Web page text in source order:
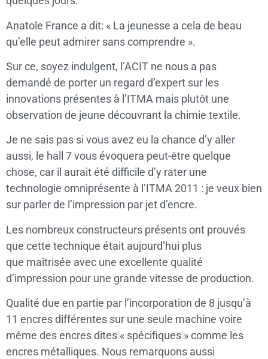
Anatole France a dit: « La jeunesse a cela de beau
qu’elle peut admirer sans comprendre ».
Sur ce, soyez indulgent, l’ACIT ne nous a pas
demandé de porter un regard d’expert sur les
innovations présentes à l’ITMA mais plutôt une
observation de jeune découvrant la chimie textile.
Je ne sais pas si vous avez eu la chance d’y aller
aussi, le hall 7 vous évoquera peut-être quelque
chose, car il aurait été difficile d’y rater une
technologie omniprésente à l’ITMA 2011 : je veux bien
sur parler de l’impression par jet d’encre.
Les nombreux constructeurs présents ont prouvés
que cette technique était aujourd’hui plus
que maîtrisée avec une excellente qualité
d’impression pour une grande vitesse de production.
Qualité due en partie par l’incorporation de 8 jusqu’à
11 encres différentes sur une seule machine voire
même des encres dites « spécifiques » comme les
encres métalliques. Nous remarquons aussi